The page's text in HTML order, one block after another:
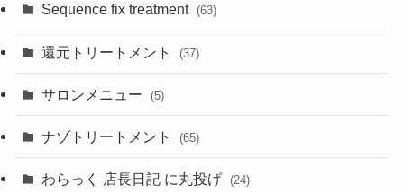
Sequence fix treatment (63)
還元トリートメント (37)
サロンメニュー (5)
ナゾトリートメント (65)
わらっく 店長日記 に丸投げ (24)